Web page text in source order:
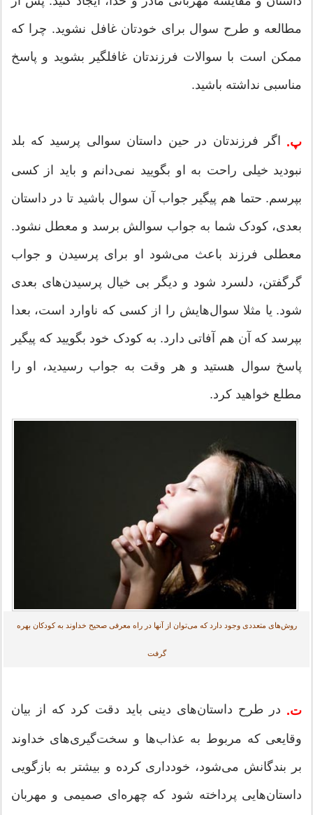
مطالعه و طرح سوال برای خودتان غافل نشوید. چرا که
ممکن است با سوالات فرزندتان غافلگیر بشوید و پاسخ
مناسبی نداشته باشید.
پ. اگر فرزندتان در حین داستان سوالی پرسید که بلد
نبودید خیلی راحت به او بگویید نمی‌دانم و باید از کسی
بپرسم. حتما هم پیگیر جواب آن سوال باشید تا در داستان
بعدی، کودک شما به جواب سوالش برسد و معطل نشود.
معطلی فرزند باعث می‌شود او برای پرسیدن و جواب
گرگفتن، دلسرد شود و دیگر بی خیال پرسیدن‌های بعدی
شود. یا مثلا سوال‌هایش را از کسی که ناوارد است، بعدا
بپرسد که آن هم آفاتی دارد. به کودک خود بگویید که پیگیر
پاسخ سوال هستید و هر وقت به جواب رسیدید، او را
مطلع خواهید کرد.
روش‌های متعددی وجود دارد که می‌توان از آنها در راه معرفی صحیح خداوند به کودکان بهره
گرفت
ت. در طرح داستان‌های دینی باید دقت کرد که از بیان
وقایعی که مربوط به عذاب‌ها و سخت‌گیری‌های خداوند
بر بندگانش می‌شود، خودداری کرده و بیشتر به بازگویی
داستان‌هایی پرداخته شود که چهره‌ای صمیمی ‌و مهربان